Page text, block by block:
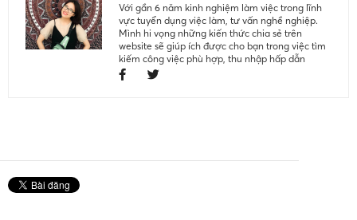
Với gần 6 năm kinh nghiệm làm việc trong lĩnh
vực tuyển dụng việc làm, tư vấn nghề nghiệp.
Mình hi vọng những kiến thức chia sẻ trên
website sẽ giúp ích được cho bạn trong việc tìm
kiếm công việc phù hợp, thu nhập hấp dẫn